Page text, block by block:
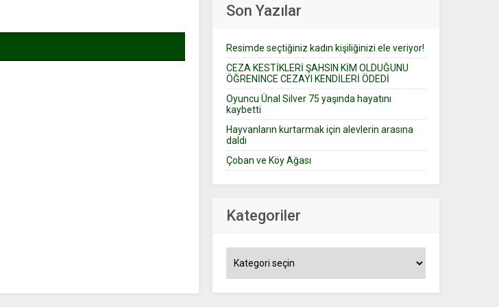
Son Yazılar
Resimde seçtiğiniz kadın kişiliğinizi ele veriyor!
CEZA KESTİKLERİ ŞAHSIN KİM OLDUĞUNU
ÖĞRENİNCE CEZAYI KENDİLERİ ÖDEDİ
Oyuncu Ünal Silver 75 yaşında hayatını
kaybetti
Hayvanların kurtarmak için alevlerin arasına
daldı
Çoban ve Köy Ağası
Kategoriler